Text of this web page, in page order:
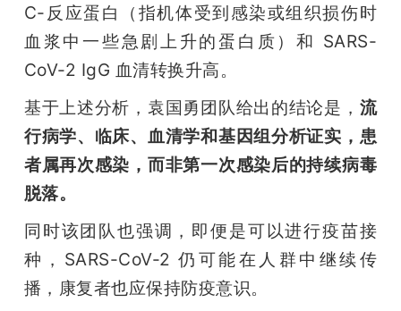
C-反应蛋白（指机体受到感染或组织损伤时
血浆中一些急剧上升的蛋白质）和 SARS-
CoV-2 IgG 血清转换升高。
基于上述分析，袁国勇团队给出的结论是， 流
行病学、临床、血清学和基因组分析证实，患
者属再次感染，而非第一次感染后的持续病毒
脱落。
同时该团队也强调，即便是可以进行疫苗接
种，SARS-CoV-2 仍可能在人群中继续传
播，康复者也应保持防疫意识。